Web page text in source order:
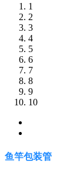
1
2
3
4
5
6
7
8
9
10
鱼竿包装管